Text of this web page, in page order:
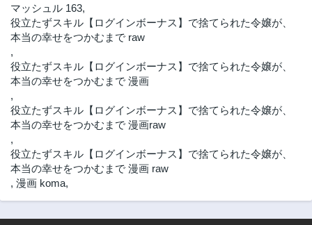
マッシュル 163,
役立たずスキル【ログインボーナス】で捨てられた令嬢が、
本当の幸せをつかむまで raw
,
役立たずスキル【ログインボーナス】で捨てられた令嬢が、
本当の幸せをつかむまで 漫画
,
役立たずスキル【ログインボーナス】で捨てられた令嬢が、
本当の幸せをつかむまで 漫画raw
,
役立たずスキル【ログインボーナス】で捨てられた令嬢が、
本当の幸せをつかむまで 漫画 raw
, 漫画 koma,